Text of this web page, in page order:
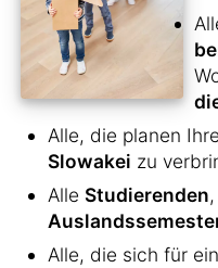
Alle, die planen
Slowakei zu
Alle Studierenden
Alle, die sich für ein